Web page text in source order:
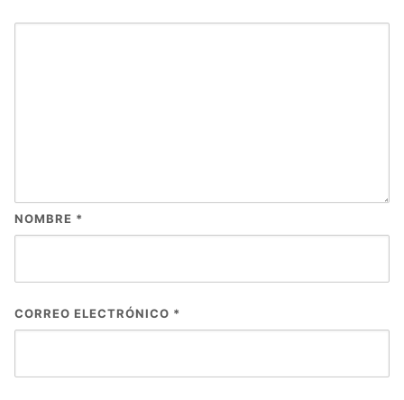
NOMBRE *
CORREO ELECTRÓNICO *